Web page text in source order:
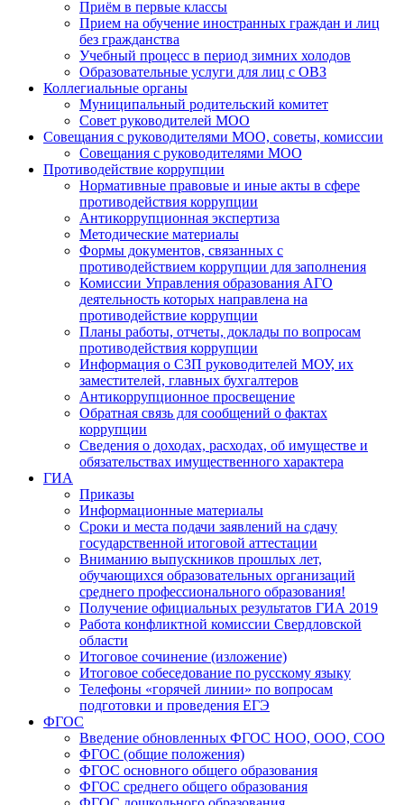
Приём в первые классы
Прием на обучение иностранных граждан и лиц
без гражданства
Учебный процесс в период зимних холодов
Образовательные услуги для лиц с ОВЗ
Коллегиальные органы
Муниципальный родительский комитет
Совет руководителей МОО
Совещания с руководителями МОО, советы, комиссии
Совещания с руководителями МОО
Противодействие коррупции
Нормативные правовые и иные акты в сфере
противодействия коррупции
Антикоррупционная экспертиза
Методические материалы
Формы документов, связанных с
противодействием коррупции для заполнения
Комиссии Управления образования АГО
деятельность которых направлена на
противодействие коррупции
Планы работы, отчеты, доклады по вопросам
противодействия коррупции
Информация о СЗП руководителей МОУ, их
заместителей, главных бухгалтеров
Антикоррупционное просвещение
Обратная связь для сообщений о фактах
коррупции
Сведения о доходах, расходах, об имуществе и
обязательствах имущественного характера
ГИА
Приказы
Информационные материалы
Сроки и места подачи заявлений на сдачу
государственной итоговой аттестации
Вниманию выпускников прошлых лет,
обучающихся образовательных организаций
среднего профессионального образования!
Получение официальных результатов ГИА 2019
Работа конфликтной комиссии Свердловской
области
Итоговое сочинение (изложение)
Итоговое собеседование по русскому языку
Телефоны «горячей линии» по вопросам
подготовки и проведения ЕГЭ
ФГОС
Введение обновленных ФГОС НОО, ООО, СОО
ФГОС (общие положения)
ФГОС основного общего образования
ФГОС среднего общего образования